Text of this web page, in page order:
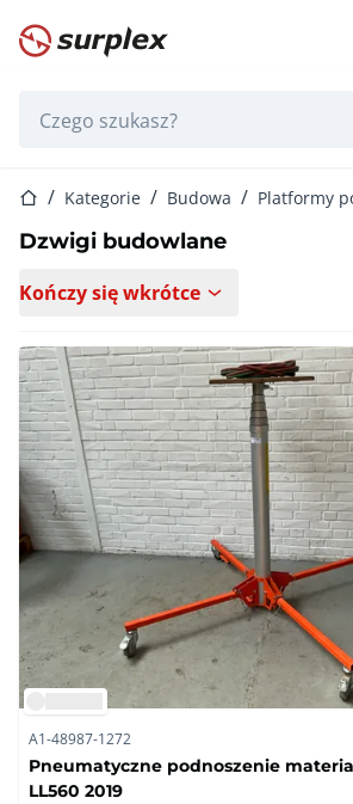
Strona główna
Strona główna
Kategorie Budowa Platformy
Dzwigi budowlane
Kończy się wkrótce
A1-48987-1272
Pneumatyczne podnoszenie
LL560 2019